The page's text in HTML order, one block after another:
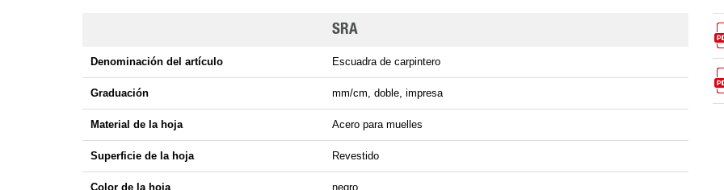
SRA
Denominación del artículo Escuadra de carpintero
Graduación mm/cm, doble, impresa
Material de la hoja Acero para muelles
Superficie de la hoja Revestido
Color de la hoja negro